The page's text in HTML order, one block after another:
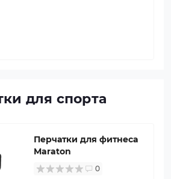
для спорта
Перчатки для фитнеса
Maraton
0